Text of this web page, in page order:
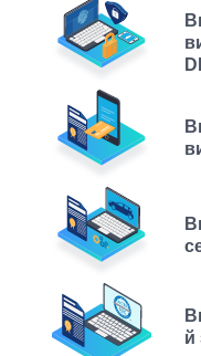
й